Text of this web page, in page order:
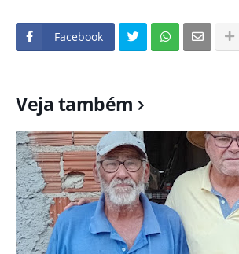
Facebook
Veja também